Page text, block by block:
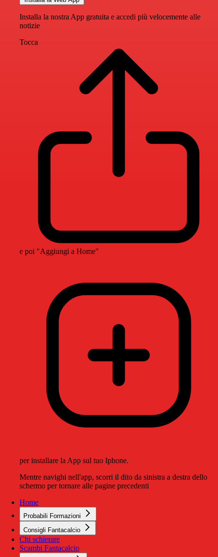
Installa la nostra App gratuita e accedi più velocemente alle
notizie
Tocca
e poi "Aggiungi a Home"
per installare la App sul tuo Iphone.
Mentre navighi nell'app, scorri il dito da sinistra a destra dello
schermo per tornare alle pagine precedenti
Home
Probabili Formazioni
Consigli Fantacalcio
Chi schierare
Scambi Fantacalcio